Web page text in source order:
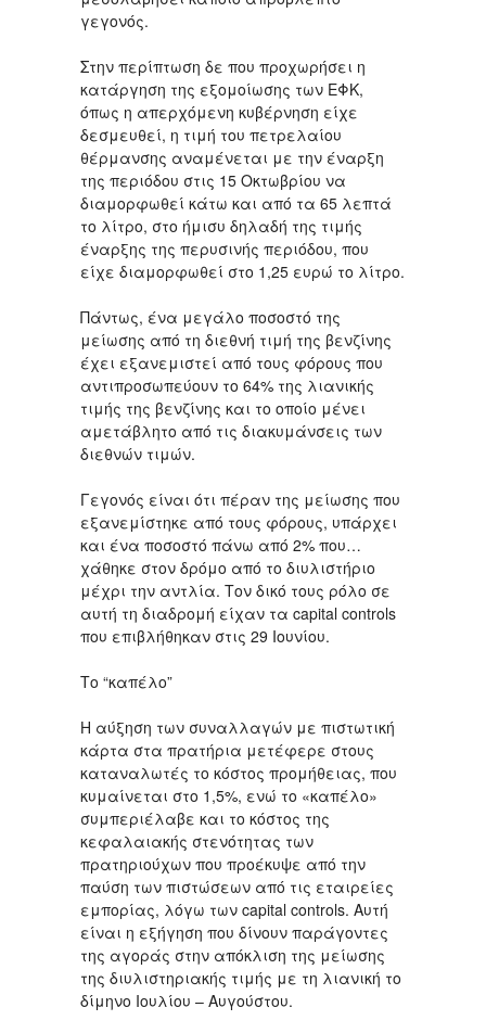
γεγονός.
Στην περίπτωση δε που προχωρήσει η
κατάργηση της εξομοίωσης των ΕΦΚ,
όπως η απερχόμενη κυβέρνηση είχε
δεσμευθεί, η τιμή του πετρελαίου
θέρμανσης αναμένεται με την έναρξη
της περιόδου στις 15 Οκτωβρίου να
διαμορφωθεί κάτω και από τα 65 λεπτά
το λίτρο, στο ήμισυ δηλαδή της τιμής
έναρξης της περυσινής περιόδου, που
είχε διαμορφωθεί στο 1,25 ευρώ το λίτρο.
Πάντως, ένα μεγάλο ποσοστό της
μείωσης από τη διεθνή τιμή της βενζίνης
έχει εξανεμιστεί από τους φόρους που
αντιπροσωπεύουν το 64% της λιανικής
τιμής της βενζίνης και το οποίο μένει
αμετάβλητο από τις διακυμάνσεις των
διεθνών τιμών.
Γεγονός είναι ότι πέραν της μείωσης που
εξανεμίστηκε από τους φόρους, υπάρχει
και ένα ποσοστό πάνω από 2% που…
χάθηκε στον δρόμο από το διυλιστήριο
μέχρι την αντλία. Τον δικό τους ρόλο σε
αυτή τη διαδρομή είχαν τα capital controls
που επιβλήθηκαν στις 29 Ιουνίου.
Το “καπέλο”
Η αύξηση των συναλλαγών με πιστωτική
κάρτα στα πρατήρια μετέφερε στους
καταναλωτές το κόστος προμήθειας, που
κυμαίνεται στο 1,5%, ενώ το «καπέλο»
συμπεριέλαβε και το κόστος της
κεφαλαιακής στενότητας των
πρατηριούχων που προέκυψε από την
παύση των πιστώσεων από τις εταιρείες
εμπορίας, λόγω των capital controls. Αυτή
είναι η εξήγηση που δίνουν παράγοντες
της αγοράς στην απόκλιση της μείωσης
της διυλιστηριακής τιμής με τη λιανική το
δίμηνο Ιουλίου – Αυγούστου.